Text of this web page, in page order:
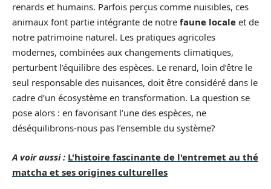
renards et humains. Parfois perçus comme nuisibles, ces
animaux font partie intégrante de notre faune locale et de
notre patrimoine naturel. Les pratiques agricoles
modernes, combinées aux changements climatiques,
perturbent l’équilibre des espèces. Le renard, loin d’être le
seul responsable des nuisances, doit être considéré dans le
cadre d’un écosystème en transformation. La question se
pose alors : en favorisant l’une des espèces, ne
déséquilibrons-nous pas l’ensemble du système?
A voir aussi : L'histoire fascinante de l'entremet au thé
matcha et ses origines culturelles